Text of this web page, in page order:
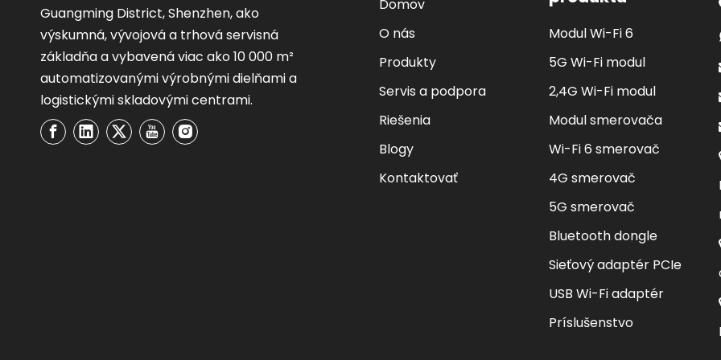
Guangming District, Shenzhen, ako
výskumná, vývojová a trhová servisná
základňa a vybavená viac ako 10 000 m²
automatizovanými výrobnými dielňami a
logistickými skladovými centrami.
Domov
O nás
Produkty
Servis a podpora
Riešenia
Blogy
Kontaktovať
Modul Wi-Fi 6
5G Wi-Fi modul
2,4G Wi-Fi modul
Modul smerovača
Wi-Fi 6 smerovač
4G smerovač
5G smerovač
Bluetooth dongle
Sieťový adaptér PCIe
USB Wi-Fi adaptér
Príslušenstvo